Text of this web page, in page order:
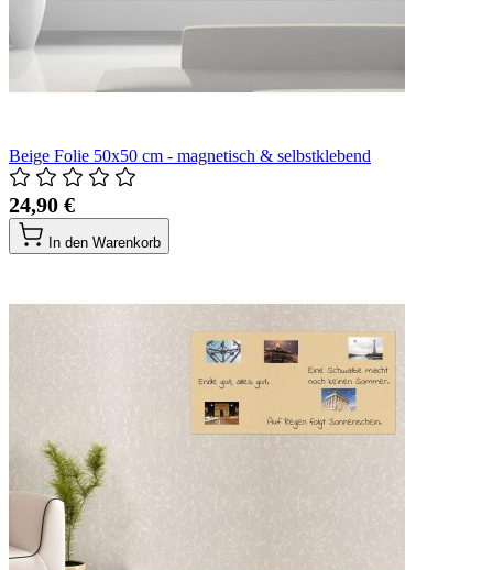
Beige Folie 50x50 cm - magnetisch & selbstklebend
24,90 €
In den Warenkorb